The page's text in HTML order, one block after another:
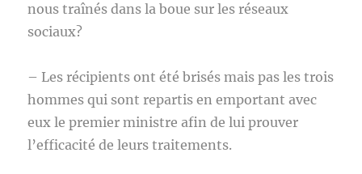
nous traînés dans la boue sur les réseaux
sociaux?
– Les récipients ont été brisés mais pas les trois
hommes qui sont repartis en emportant avec
eux le premier ministre afin de lui prouver
l’efficacité de leurs traitements.